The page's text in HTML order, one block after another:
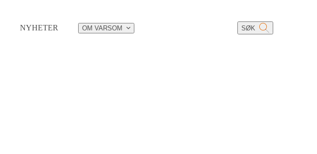
NYHETER OM VARSOM SØK